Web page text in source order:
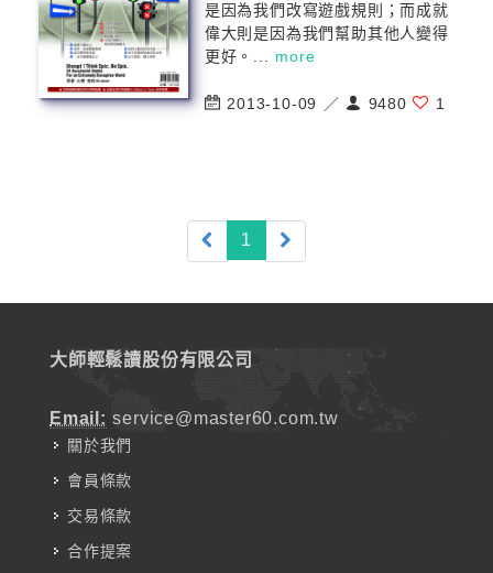
是因為我們改寫遊戲規則；而成就
偉大則是因為我們幫助其他人變得
更好。... more
2013-10-09 ／ 9480 1
1 (current)
大師輕鬆讀股份有限公司
Email: service@master60.com.tw
關於我們
會員條款
交易條款
合作提案